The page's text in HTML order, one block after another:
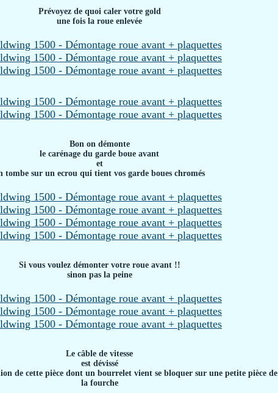
Prévoyez de quoi caler votre gold
une fois la roue enlevée
Bon on démonte
le carénage du garde boue avant
et
tombe sur un ecrou qui tient vos garde boues chromés
Si vous voulez démonter votre roue avant !!
sinon pas la peine
Le câble de vitesse
est dévissé
de cette pièce dont un bourrelet vient se bloquer sur une petite pièce de
la fourche